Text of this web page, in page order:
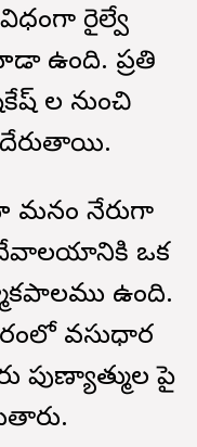
రైల్వే
ఉంది. ప్రతి
ల నుంచి
దేరుతాయి.
మనం నేరుగా
దేవాలయానికి ఒక
ఉంది.
వసుధార
పుణ్యాత్ముల పై